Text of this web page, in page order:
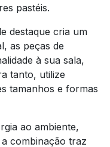
pastéis.
destaque cria um
as peças de
à sua sala,
tanto, utilize
tamanhos e formas
ao ambiente,
combinação traz